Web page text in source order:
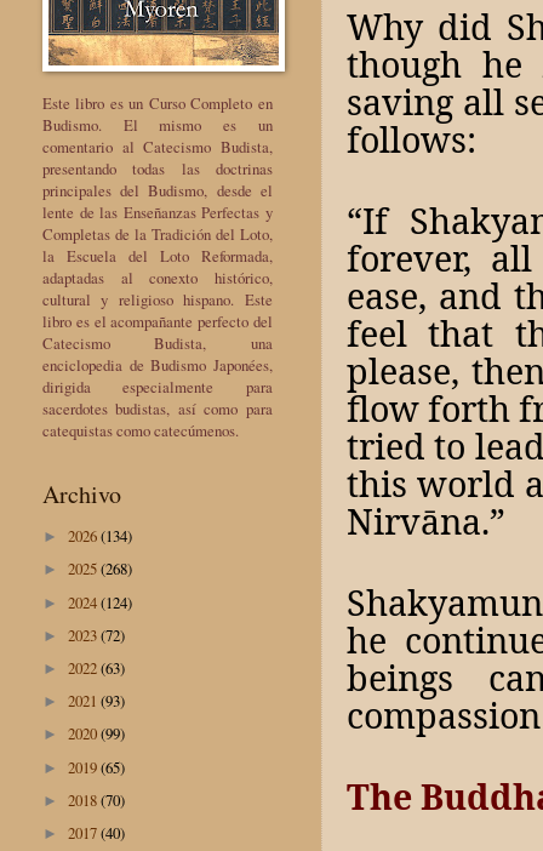
Why did
though
saving all
follows:
“If
forever,
ease, and
feel that
please,
flow forth
tried to
this world
Nirvāna.”
he
beings
The
Este libro es un Curso Completo en
Budismo. El mismo es un
comentario al Catecismo Budista,
presentando todas las doctrinas
principales del Budismo, desde el
lente de las Enseñanzas Perfectas y
Completas de la Tradición del Loto,
la Escuela del Loto Reformada,
adaptadas al conexto histórico,
cultural y religioso hispano. Este
libro es el acompañante perfecto del
Catecismo Budista, una
enciclopedia de Budismo Japonées,
dirigida especialmente para
sacerdotes budistas, así como para
catequistas como catecúmenos.
Archivo
► 2026(134)
► 2025(268)
► 2024(124)
► 2023(72)
► 2022(63)
► 2021 (93)
► 2020(99)
► 2019(65)
► 2018(70)
► 2017(40)